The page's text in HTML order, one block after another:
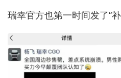
瑞幸官方也第一时间发了“补